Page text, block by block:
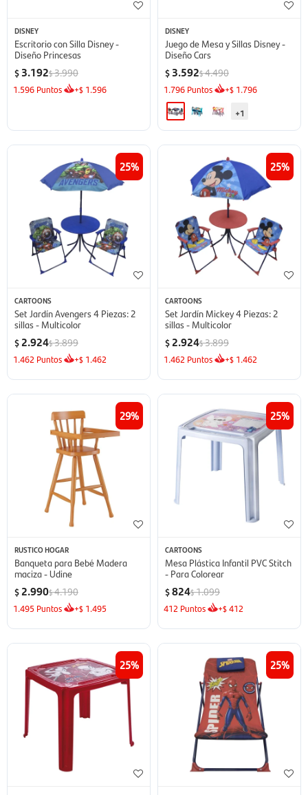
DISNEY
Escritorio con Silla Disney -
Diseño Princesas
$ 3.192$3.990
1.596 Puntos +$ 1.596
DISNEY
Juego de Mesa y Sillas Disney -
Diseño Cars
$ 3.592$4.490
1.796 Puntos +$ 1.796
+1
25
CARTOONS
Set Jardín Avengers 4 Piezas: 2
sillas - Multicolor
$2.924$3.899
1.462 Puntos +$ 1.462
25
CARTOONS
Set Jardín Mickey 4 Piezas: 2
sillas - Multicolor
$2.924$3.899
1.462 Puntos +$ 1.462
29
RUSTICO HOGAR
Banqueta para Bebé Madera
maciza - Udine
$2.990$4.190
1.495 Puntos +$ 1.495
25
CARTOONS
Mesa Plástica Infantil PVC Stitch
- Para Colorear
$824$1.099
412 Puntos +$412
25 25